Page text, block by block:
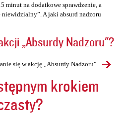
minut na dodatkowe sprawdzenie, a
A jaki absurd nadzoru
„Absurdy Nadzoru"?
się w akcję „Absurdy Nadzoru".
krokiem